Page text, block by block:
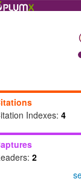
Indexes: 4
2